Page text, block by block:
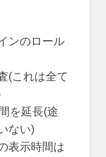
ンのロール
(これは全て
を延長(途
ない)
表示時間は